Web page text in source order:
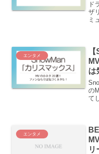
ド
ザ
ミ
エンタメ
は
の
て
見
エンタメ
リ